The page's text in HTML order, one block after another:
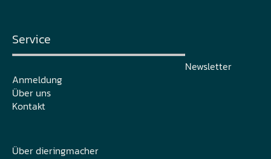
Service
Newsletter
Anmeldung
Über uns
Kontakt
Über dieringmacher